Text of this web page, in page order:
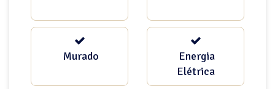
Murado
Energia
Elétrica